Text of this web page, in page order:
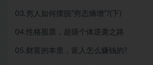
03.穷人如何摆脱“穷态熵增”?(下)
04.性格股票，超级个体逆袭之路
05.财富的本质，富人怎么赚钱的?